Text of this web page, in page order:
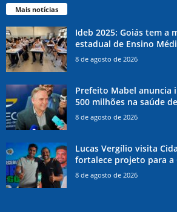
Mais notícias
Ideb 2025: Goiás tem a
estadual de Ensino
8 de agosto de 2026
Prefeito Mabel anuncia
500 milhões na saúde
8 de agosto de 2026
Lucas Vergílio visita
fortalece projeto para a
8 de agosto de 2026